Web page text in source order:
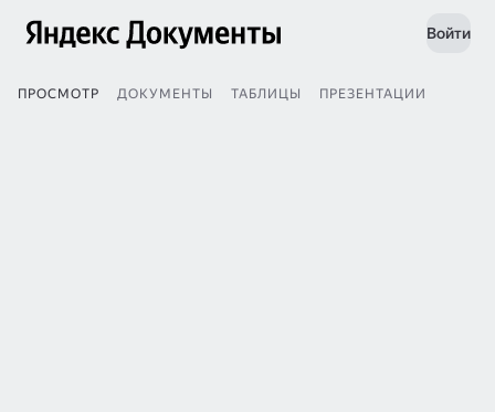
Войти
ПРОСМОТР ДОКУМЕНТЫ ТАБЛИЦЫ ПРЕЗЕНТАЦИИ